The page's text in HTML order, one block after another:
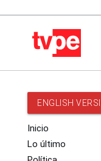
ENGLISH
Inicio
Lo último